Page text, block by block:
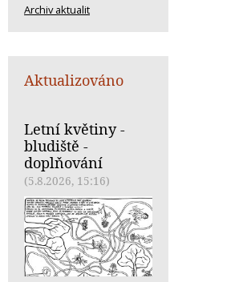
Archiv aktualit
Aktualizováno
Letní květiny -
bludiště -
doplňování
(5.8.2026, 15:16)